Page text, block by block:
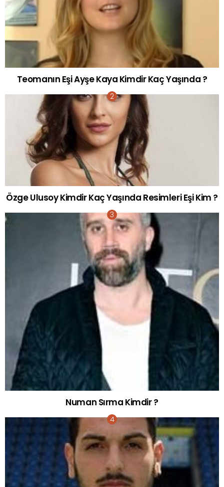
Teomanın Eşi Ayşe Kaya Kimdir Kaç Yaşında ?
Özge Ulusoy Kimdir Kaç Yaşında Resimleri Eşi Kim ?
Numan Sırma Kimdir ?